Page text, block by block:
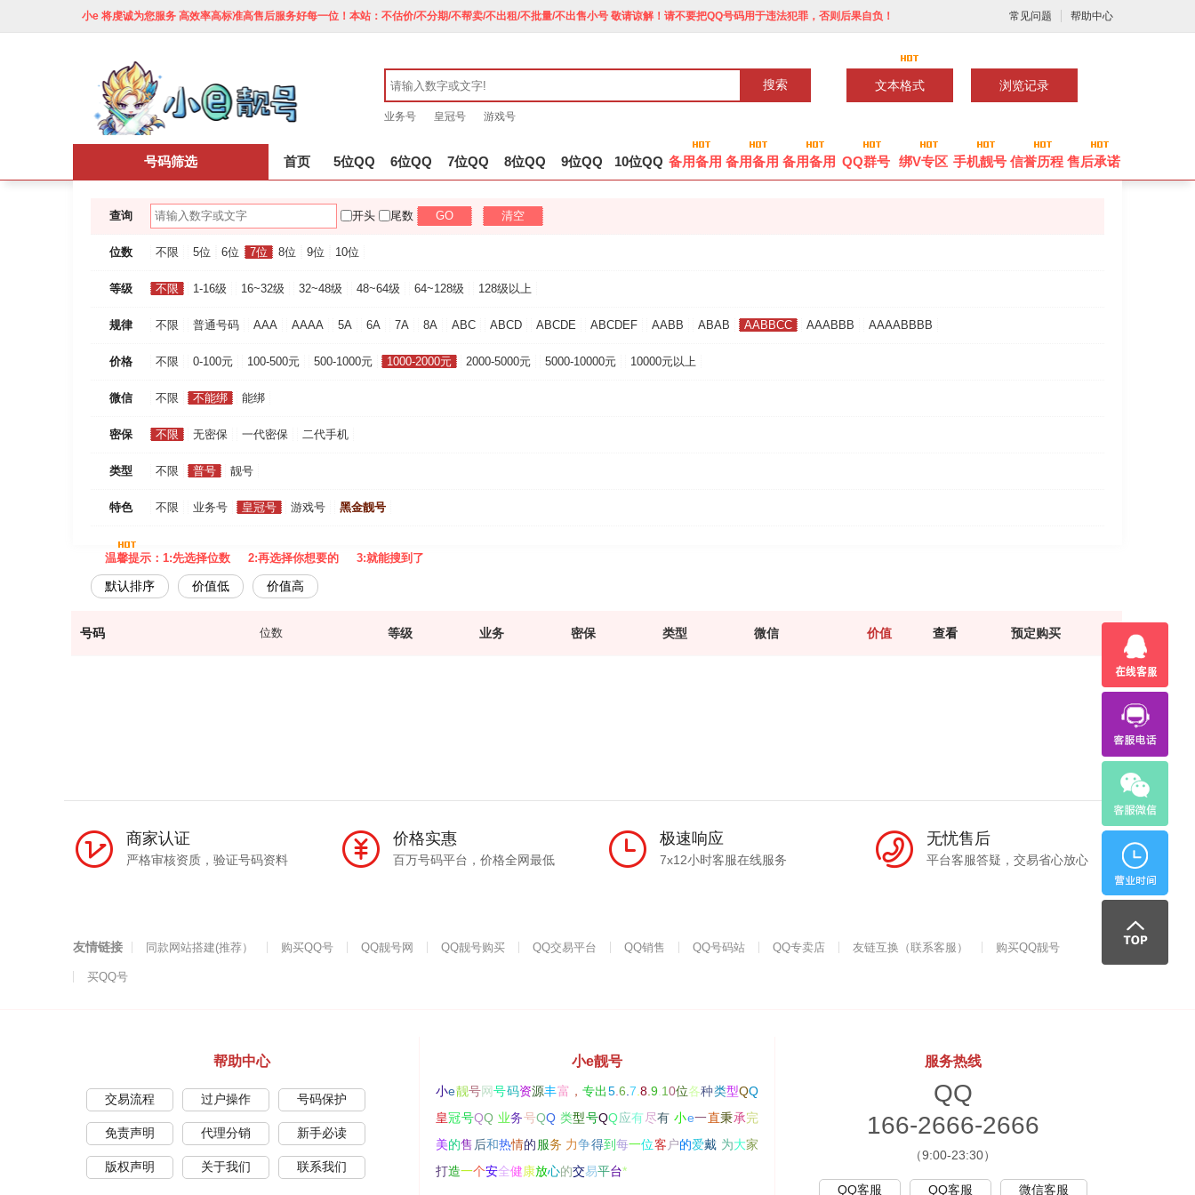
小e 将虔诚为您服务 高效率高标准高售后服务好每一位！本站：不估价/不分期/不帮卖/不出租/不批量/不出售小号 敬请谅解！请不要把QQ号码用于违法犯罪，否则后果自负！ 常见问题 帮助中心
搜索
业务号 皇冠号 游戏号
文本格式 浏览记录
号码筛选 首页 5位QQ 6位QQ 7位QQ 8位QQ 9位QQ 10位QQ 备用备用 备用备用 备用备用 QQ群号 绑V专区 手机靓号 信誉历程 售后承诺
查询 开头 尾数 GO 清空
位数 不限 5位 6位 7位 8位 9位 10位
等级 不限 1-16级 16~32级 32~48级 48~64级 64~128级 128级以上
规律 不限 普通号码 AAA AAAA 5A 6A 7A 8A ABC ABCD ABCDE ABCDEF AABB ABAB AABBCC AAABBB AAAABBBB
价格 不限 0-100元 100-500元 500-1000元 1000-2000元 2000-5000元 5000-10000元 10000元以上
微信 不限 不能绑 能绑
密保 不限 无密保 一代密保 二代手机
类型 不限 普号 靓号
特色 不限 业务号 皇冠号 游戏号 黑金靓号
温馨提示：1:先选择位数 2:再选择你想要的 3:就能搜到了
默认排序 价值低 价值高
号码 位数 等级 业务 密保 类型 微信 价值 查看 预定购买
商家认证
严格审核资质，验证号码资料
价格实惠
百万号码平台，价格全网最低
极速响应
7x12小时客服在线服务
无忧售后
平台客服答疑，交易省心放心
友情链接 同款网站搭建(推荐） 购买QQ号 QQ靓号网 QQ靓号购买 QQ交易平台 QQ销售 QQ号码站 QQ专卖店 友链互换（联系客服） 购买QQ靓号
买QQ号
帮助中心
交易流程 过户操作 号码保护
免责声明 代理分销 新手必读
版权声明 关于我们 联系我们
小e靓号
小e靓号网号码资源丰富 ， 专出5. 6 7 8. 9. 10位各种类型QQ
皇冠号QQ 业务号QQ 类型号QQ应有尽有 小e一直秉承完
美的售 后和热情的服务 力争得到每一位客 户的爱戴 为大家
打造一个安全健康放心的交易平台*
服务热线
QQ
166-2666-2666
（9:00-23:30）
QQ客服 QQ客服 微信客服